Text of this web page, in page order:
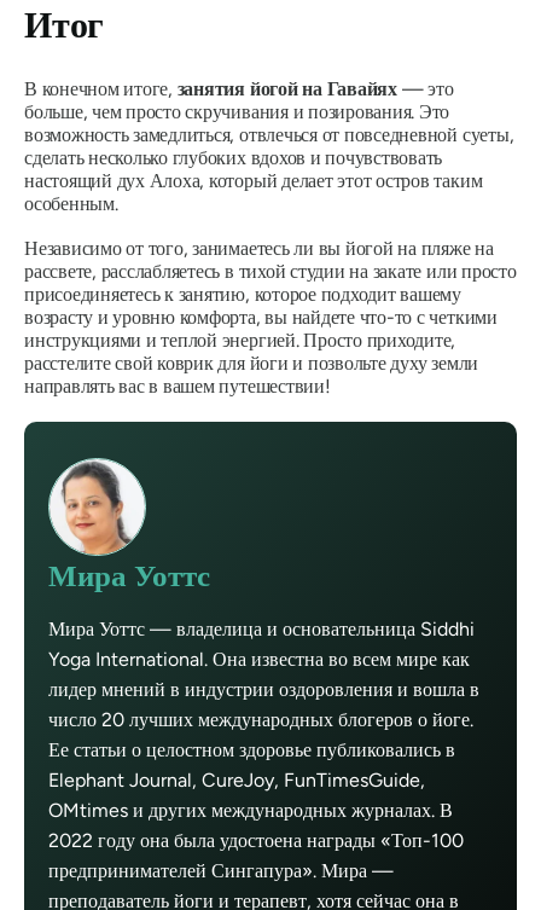
Итог
В конечном итоге, занятия йогой на Гавайях— это
больше, чем просто скручивания и позирования. Это
возможность замедлиться, отвлечься от повседневной суеты,
сделать несколько глубоких вдохов и почувствовать
настоящий дух Алоха, который делает этот остров таким
особенным.
Независимо от того, занимаетесь ли вы йогой на пляже на
рассвете, расслабляетесь в тихой студии на закате или просто
присоединяетесь к занятию, которое подходит вашему
возрасту и уровню комфорта, вы найдете что-то с четкими
инструкциями и теплой энергией. Просто приходите,
расстелите свой коврик для йоги и позвольте духу земли
направлять вас в вашем путешествии!
Мира Уоттс
Мира Уоттс — владелица и основательница Siddhi
Yoga International. Она известна во всем мире как
лидер мнений в индустрии оздоровления и вошла в
число 20 лучших международных блогеров о йоге.
Ее статьи о целостном здоровье публиковались в
Elephant Journal, CureJoy, FunTimesGuide,
OMtimes и других международных журналах. В
2022 году она была удостоена награды «Топ-100
предпринимателей Сингапура». Мира —
преподаватель йоги и терапевт, хотя сейчас она в